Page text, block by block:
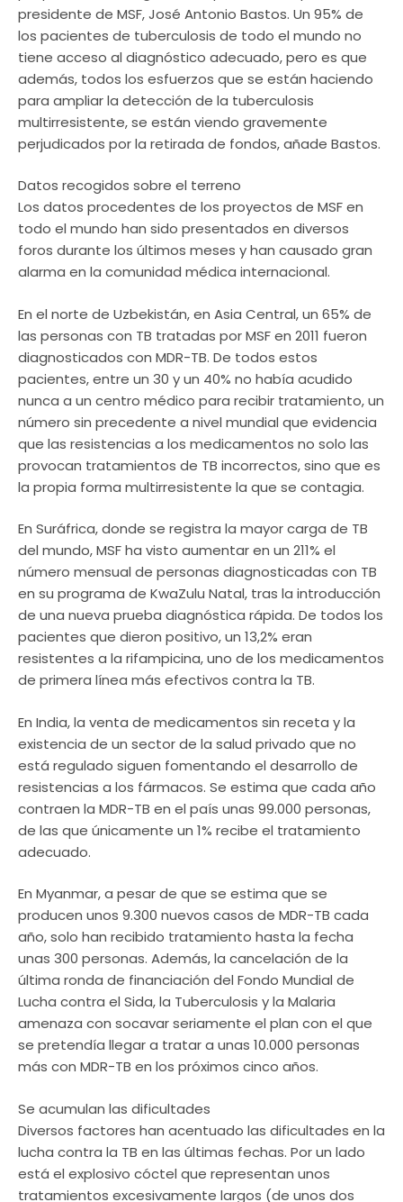
presidente de MSF, José Antonio Bastos. Un 95% de
los pacientes de tuberculosis de todo el mundo no
tiene acceso al diagnóstico adecuado, pero es que
además, todos los esfuerzos que se están haciendo
para ampliar la detección de la tuberculosis
multirresistente, se están viendo gravemente
perjudicados por la retirada de fondos, añade Bastos.
Datos recogidos sobre el terreno
Los datos procedentes de los proyectos de MSF en
todo el mundo han sido presentados en diversos
foros durante los últimos meses y han causado gran
alarma en la comunidad médica internacional.
En el norte de Uzbekistán, en Asia Central, un 65% de
las personas con TB tratadas por MSF en 2011 fueron
diagnosticados con MDR-TB. De todos estos
pacientes, entre un 30 y un 40% no había acudido
nunca a un centro médico para recibir tratamiento, un
número sin precedente a nivel mundial que evidencia
que las resistencias a los medicamentos no solo las
provocan tratamientos de TB incorrectos, sino que es
la propia forma multirresistente la que se contagia.
En Suráfrica, donde se registra la mayor carga de TB
del mundo, MSF ha visto aumentar en un 211% el
número mensual de personas diagnosticadas con TB
en su programa de KwaZulu Natal, tras la introducción
de una nueva prueba diagnóstica rápida. De todos los
pacientes que dieron positivo, un 13,2% eran
resistentes a la rifampicina, uno de los medicamentos
de primera línea más efectivos contra la TB.
En India, la venta de medicamentos sin receta y la
existencia de un sector de la salud privado que no
está regulado siguen fomentando el desarrollo de
resistencias a los fármacos. Se estima que cada año
contraen la MDR-TB en el país unas 99.000 personas,
de las que únicamente un 1% recibe el tratamiento
adecuado.
En Myanmar, a pesar de que se estima que se
producen unos 9.300 nuevos casos de MDR-TB cada
año, solo han recibido tratamiento hasta la fecha
unas 300 personas. Además, la cancelación de la
última ronda de financiación del Fondo Mundial de
Lucha contra el Sida, la Tuberculosis y la Malaria
amenaza con socavar seriamente el plan con el que
se pretendía llegar a tratar a unas 10.000 personas
más con MDR-TB en los próximos cinco años.
Se acumulan las dificultades
Diversos factores han acentuado las dificultades en la
lucha contra la TB en las últimas fechas. Por un lado
está el explosivo cóctel que representan unos
tratamientos excesivamente largos (de unos dos